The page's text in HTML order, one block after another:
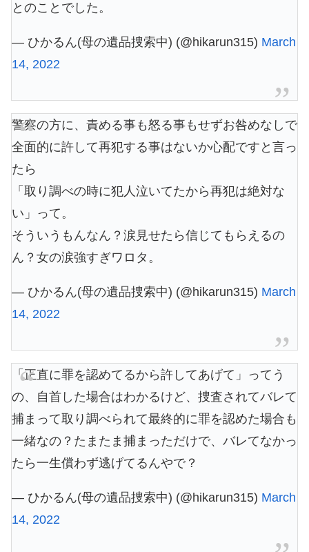
とのことでした。
— ひかるん(母の遺品捜索中) (@hikarun315) March
14, 2022
警察の方に、責める事も怒る事もせずお咎めなしで
全面的に許して再犯する事はないか心配ですと言っ
たら
「取り調べの時に犯人泣いてたから再犯は絶対な
い」って。
そういうもんなん？涙見せたら信じてもらえるの
ん？女の涙強すぎワロタ。
— ひかるん(母の遺品捜索中) (@hikarun315) March
14, 2022
「正直に罪を認めてるから許してあげて」ってう
の、自首した場合はわかるけど、捜査されてバレて
捕まって取り調べられて最終的に罪を認めた場合も
一緒なの？たまたま捕まっただけで、バレてなかっ
たら一生償わず逃げてるんやで？
— ひかるん(母の遺品捜索中) (@hikarun315) March
14, 2022